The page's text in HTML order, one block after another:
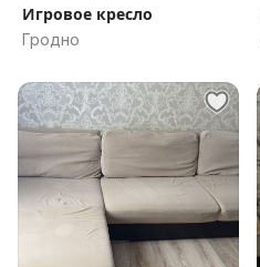
Игровое кресло
Гродно